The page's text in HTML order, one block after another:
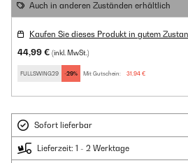
Auch in anderen Zuständen erhältlich
Kaufen Sie dieses Produkt in gutem
44,99 € (inkl. MwSt.)
FULLSWING29 -29% Mit Gutschein: 31,94 €
Sofort lieferbar
Lieferzeit: 1 - 2 Werktage